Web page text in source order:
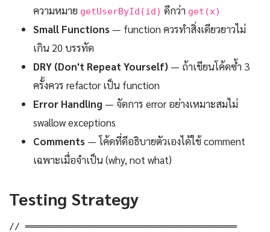
ความหมาย getUserById(id) ดีกว่า get(x)
Small Functions — function ควรทำสิ่งเดียวยาวไม่
เกิน 20 บรรทัด
DRY (Don't Repeat Yourself) — ถ้าเขียนโค้ดซ้ำ 3
ครั้งควร refactor เป็น function
Error Handling — จัดการ error อย่างเหมาะสมไม่
swallow exceptions
Comments — โค้ดที่ดีอธิบายตัวเองได้ใช้ comment
เฉพาะเมื่อจำเป็น (why, not what)
Testing Strategy
// ═══════════════════════════════════════